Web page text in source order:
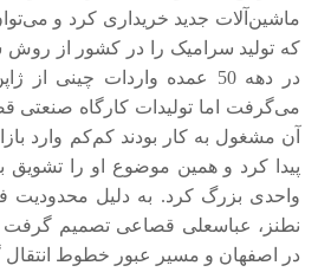
ماشین‌آلات جدید خریداری کرد و
که تولید سرامیک را در کشور از روش
در دهه 50 عمده واردات چینی
آن مشغول به کار بودند کم‌کم وارد
پیدا کرد و همین موضوع او را تشویق
واحدی بزرگ کرد. به دلیل محدودیت
نطنز، عباسعلی قصاعی تصمیم گرفت
در اصفهان و مسیر عبور خطوط انتقال